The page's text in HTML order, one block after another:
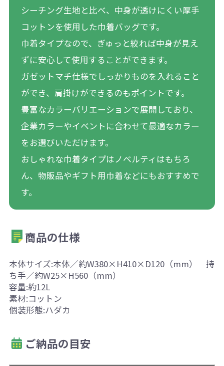
シーチング生地と比べ、中身が透けにくい厚手
コットンを使用した巾着バッグです。
巾着タイプなので、ぎゅっと絞れば中身が見え
ずに安心して使用することができます。
ガゼットマチ仕様でしっかりものを入れること
ができ、肩掛けができるのもポイントです。
豊富なカラーバリエーションで展開しており、
企業カラーやイベントに合わせて最適なカラー
をお選びいただけます。
おしゃれな巾着タイプはノベルティはもちろ
ん、物販品やギフト用巾着などにもおすすめで
す。
商品の仕様
本体サイズ:本体／約W380×H410×D120（mm） 持
ち手／約W25×H560（mm）
容量:約12L
素材:コットン
個装形態:ハダカ
ご納品の目安